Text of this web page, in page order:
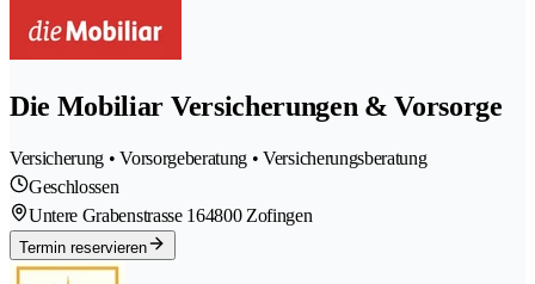
Die Mobiliar Versicherungen & Vorsorge
Versicherung • Vorsorgeberatung • Versicherungsberatung
Geschlossen
Untere Grabenstrasse 164800 Zofingen
Termin reservieren